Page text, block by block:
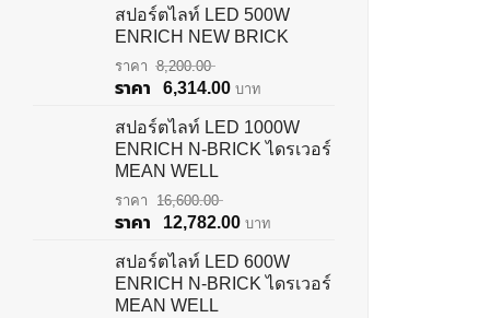
was:
฿28,500.00.
is:
฿21,945.00.
สปอร์ตไลท์ LED 500W
ENRICH NEW BRICK
8,200.00
Original
was:
฿8,200.00.
6,314.00Current
is:
฿6,314.00.
บาท
สปอร์ตไลท์ LED 1000W
ENRICH N-BRICK ไดรเวอร์
MEAN WELL
16,600.00
Original
was:
฿16,600.00.
12,782.00Current
is:
฿12,782.00.
บาท
สปอร์ตไลท์ LED 600W
ENRICH N-BRICK ไดรเวอร์
MEAN WELL